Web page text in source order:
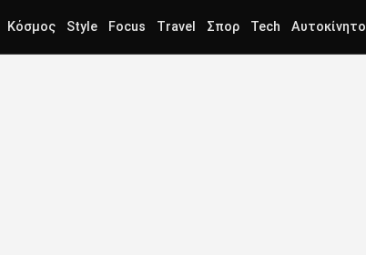
Κόσμος Style Focus Travel Σπορ Tech Αυτοκίνητο